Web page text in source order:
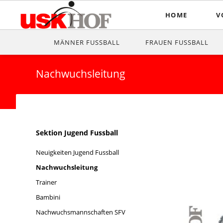
HOME
MÄNNER FUSSBALL FRAUEN FUSSBALL
Nachwuchsleitung
Navigation
Sektion Jugend Fussball
Neuigkeiten Jugend Fussball
Nachwuchsleitung
Trainer
Bambini
Nachwuchsmannschaften SFV